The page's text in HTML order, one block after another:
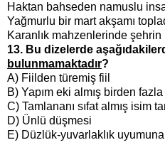
Haktan bahseden namuslu
Yağmurlu bir mart akşamı
Karanlık mahzenlerinde şehrin
13. Bu dizelerde
bulunmamaktadır?
A) Fiilden türemiş fiil
B) Yapım eki almış birden
C) Tamlananı sıfat almış isim
D) Ünlü düşmesi
E) Düzlük-yuvarlaklık uyumuna